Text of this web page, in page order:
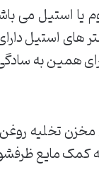
یا استیل می
های استیل
همین به
مخزن تخلیه
کمک مایع